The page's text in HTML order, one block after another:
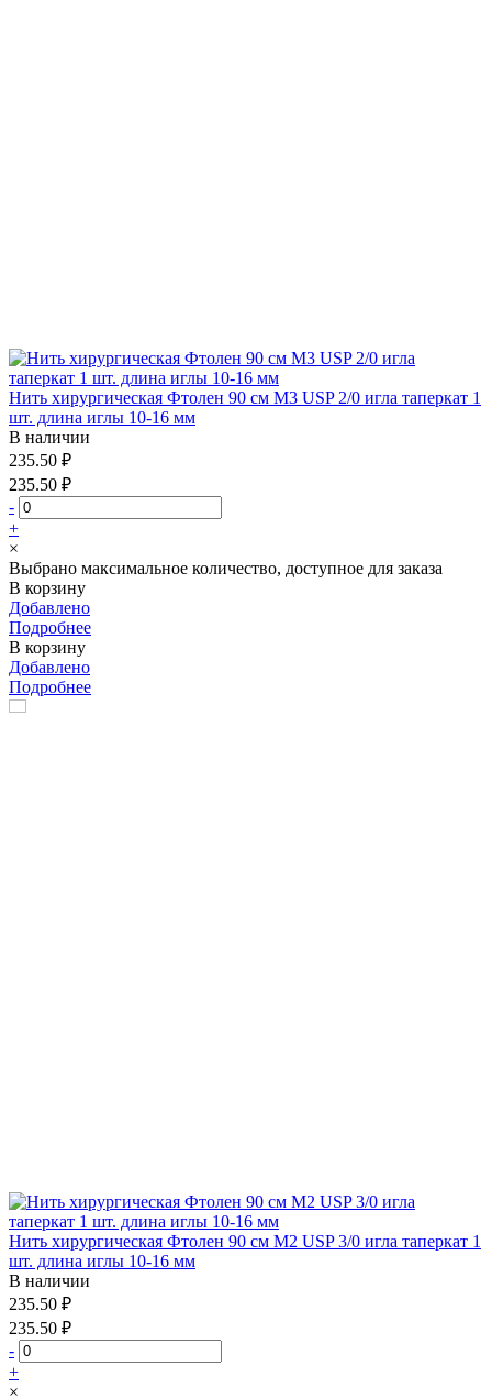
Нить хирургическая Фтолен 90 см М3 USP 2/0 игла таперкат 1
шт. длина иглы 10-16 мм
В наличии
235.50 ₽
235.50 ₽
-
+
×
Выбрано максимальное количество, доступное для заказа
В корзину
Добавлено
Подробнее
В корзину
Добавлено
Подробнее
Нить хирургическая Фтолен 90 см М2 USP 3/0 игла таперкат 1
шт. длина иглы 10-16 мм
В наличии
235.50 ₽
235.50 ₽
-
+
×